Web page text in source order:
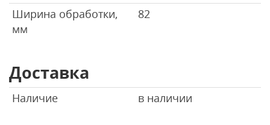
Ширина обработки,
мм
82
Доставка
Наличие в наличии